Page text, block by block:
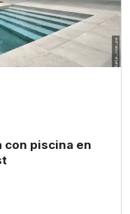
con piscina en